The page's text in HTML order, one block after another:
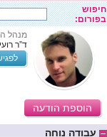
חיפוש
בפורום:
מנהל
ד”ר
הוספת הודעה
עבודה נוחה